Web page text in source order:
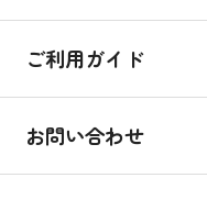
ご利用ガイド
お問い合わせ